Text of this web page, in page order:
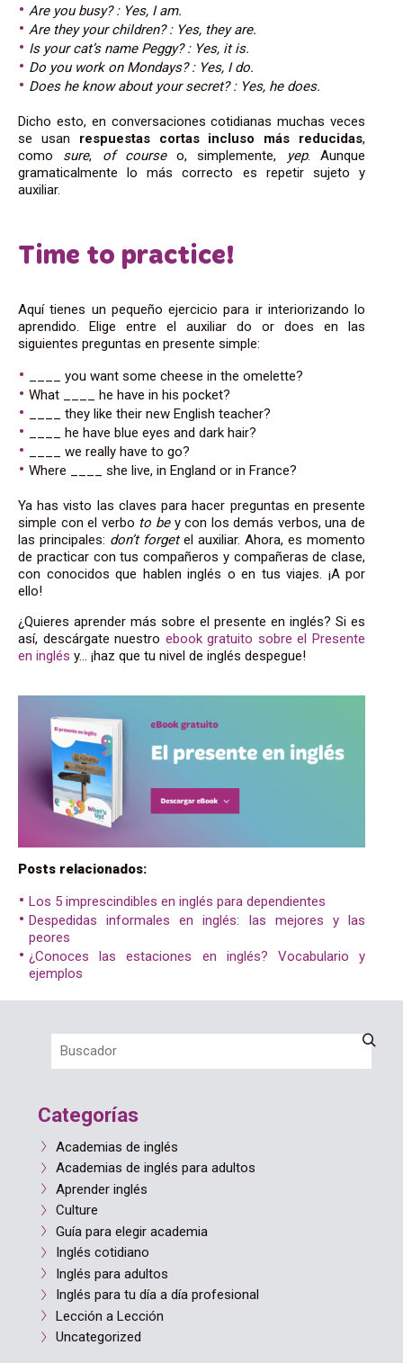
Are you busy? : Yes, I am.
Are they your children? : Yes, they are.
Is your cat’s name Peggy? : Yes, it is.
Do you work on Mondays? : Yes, I do.
Does he know about your secret? : Yes, he does.
Dicho esto, en conversaciones cotidianas muchas veces
se usan respuestas cortas incluso más reducidas,
como sure, of courseo, simplemente, yep. Aunque
gramaticalmente lo más correcto es repetir sujeto y
auxiliar.
Time to practice!
Aquí tienes un pequeño ejercicio para ir interiorizando lo
aprendido. Elige entre el auxiliar do or does en las
siguientes preguntas en presente simple:
____ you want some cheese in the omelette?
What ____ he have in his pocket?
____ they like their new English teacher?
____ he have blue eyes and dark hair?
____ we really have to go?
Where ____ she live, in England or in France?
Ya has visto las claves para hacer preguntas en presente
simple con el verbo to bey con los demás verbos, una de
las principales: don’t forgetel auxiliar. Ahora, es momento
de practicar con tus compañeros y compañeras de clase,
con conocidos que hablen inglés o en tus viajes. ¡A por
ello!
¿Quieres aprender más sobre el presente en inglés? Si es
así, descárgate nuestro ebook gratuito sobre el Presente
en inglés y… ¡haz que tu nivel de inglés despegue!
Posts relacionados:
Los 5 imprescindibles en inglés para dependientes
Despedidas informales en inglés: las mejores y las
peores
¿Conoces las estaciones en inglés? Vocabulario y
ejemplos
Categorías
Academias de inglés
Academias de inglés para adultos
Aprender inglés
Culture
Guía para elegir academia
Inglés cotidiano
Inglés para adultos
Inglés para tu día a día profesional
Lección a Lección
Uncategorized